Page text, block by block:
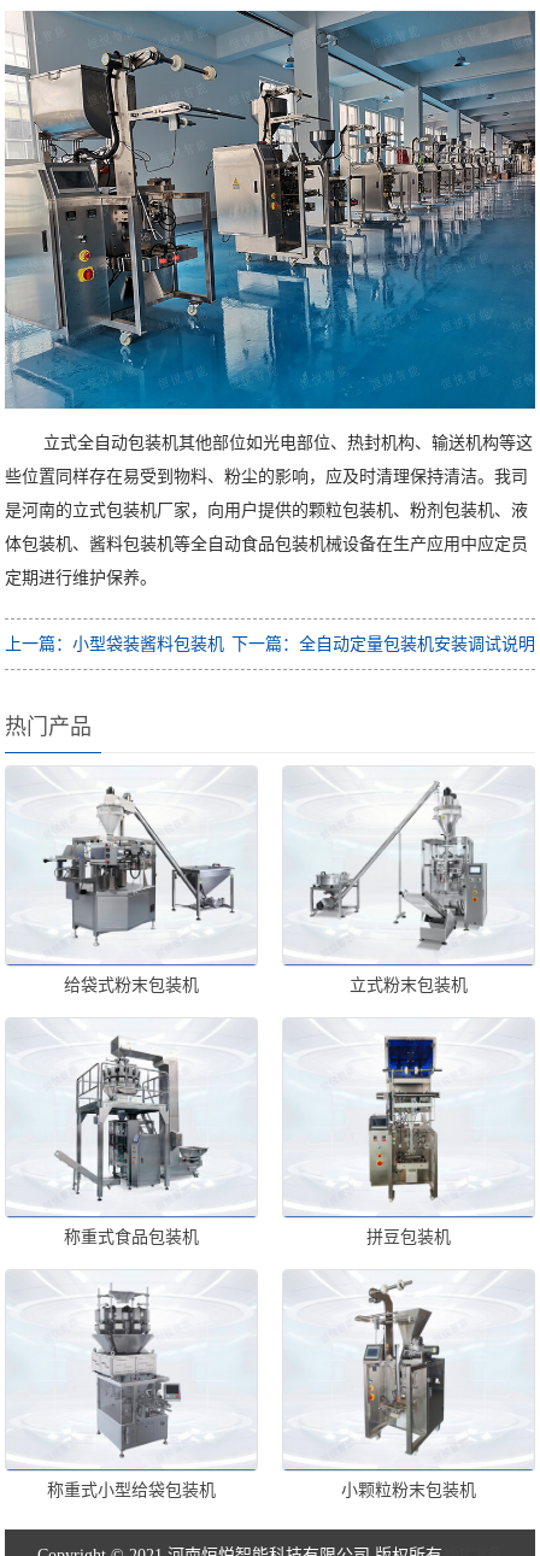
立式全自动包装机其他部位如光电部位、热封机构、输送机构等这
些位置同样存在易受到物料、粉尘的影响，应及时清理保持清洁。我司
是河南的立式包装机厂家，向用户提供的颗粒包装机、粉剂包装机、液
体包装机、酱料包装机等全自动食品包装机械设备在生产应用中应定员
定期进行维护保养。
上一篇：小型袋装酱料包装机 下一篇：全自动定量包装机安装调试说明
热门产品
给袋式粉末包装机 立式粉末包装机
称重式食品包装机 拼豆包装机
称重式小型给袋包装机 小颗粒粉末包装机